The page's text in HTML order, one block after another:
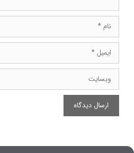
ایمیل
وبسایت